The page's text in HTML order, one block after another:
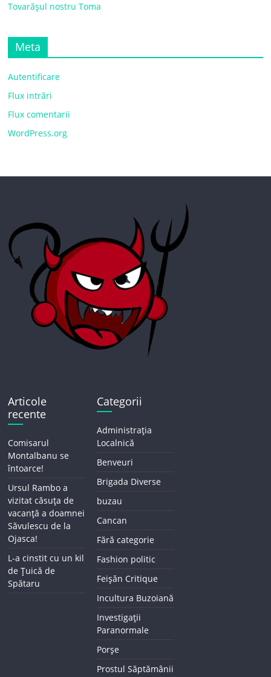
Tovarășul nostru Toma
Meta
Autentificare
Flux intrări
Flux comentarii
WordPress.org
Articole
recente
Comisarul
Montalbanu se
întoarce!
Ursul Rambo a
vizitat căsuța de
vacanță a doamnei
Săvulescu de la
Ojasca!
L-a cinstit cu un kil
de Țuică de
Spătaru
Categorii
Administrația
Localnică
Benveuri
Brigada Diverse
buzau
Cancan
Fără categorie
Fashion politic
Feișăn Critique
Incultura Buzoiană
Investigații
Paranormale
Porșe
Prostul Săptămânii